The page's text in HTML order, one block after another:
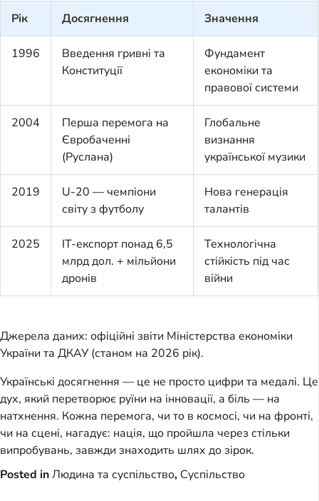
Рік Досягнення Значення
1996
Введення гривні та
Конституції
Фундамент
економіки та
правової системи
2004
Перша перемога на
Євробаченні
(Руслана)
Глобальне
визнання
української музики
2019
U-20 — чемпіони
світу з футболу
Нова генерація
талантів
2025
IT-експорт понад 6,5
млрд дол. + мільйони
дронів
Технологічна
стійкість під час
війни
Джерела даних: офіційні звіти Міністерства економіки
України та ДКАУ (станом на 2026 рік).
Українські досягнення — це не просто цифри та медалі. Це
дух, який перетворює руїни на інновації, а біль — на
натхнення. Кожна перемога, чи то в космосі, чи на фронті,
чи на сцені, нагадує: нація, що пройшла через стільки
випробувань, завжди знаходить шлях до зірок.
Posted inЛюдина та суспільство, Суспільство